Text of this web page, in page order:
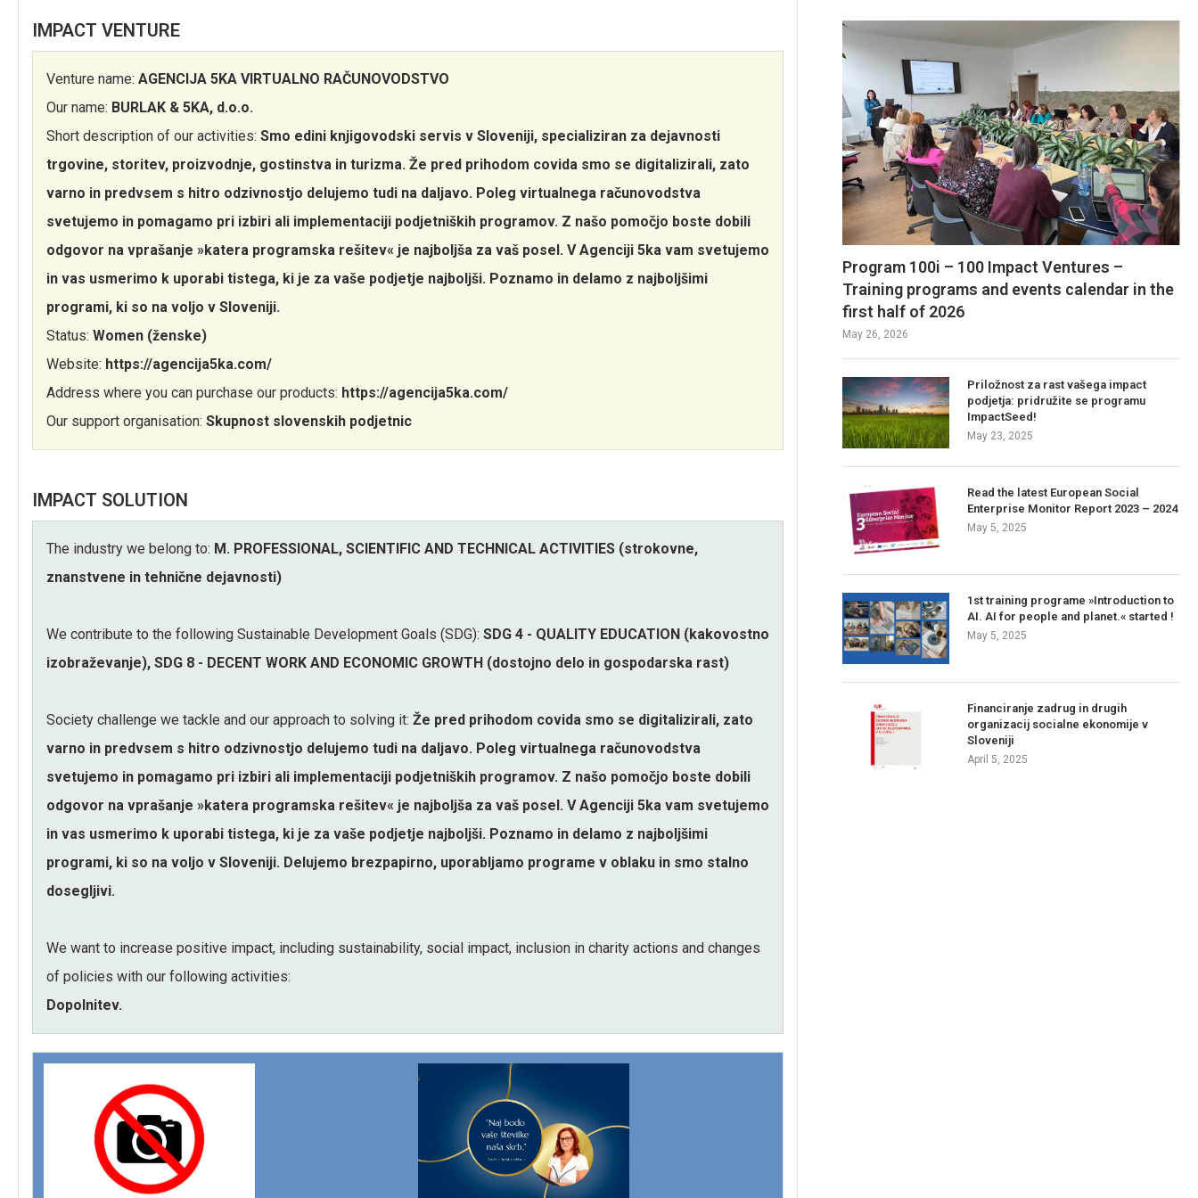
IMPACT VENTURE
Venture name: AGENCIJA 5KA VIRTUALNO RAČUNOVODSTVO
Our name: BURLAK & 5KA, d.o.o.
Short description of our activities: Smo edini knjigovodski servis v Sloveniji, specializiran za dejavnosti
trgovine, storitev, proizvodnje, gostinstva in turizma. Že pred prihodom covida smo se digitalizirali, zato
varno in predvsem s hitro odzivnostjo delujemo tudi na daljavo. Poleg virtualnega računovodstva
svetujemo in pomagamo pri izbiri ali implementaciji podjetniških programov. Z našo pomočjo boste dobili
odgovor na vprašanje »katera programska rešitev« je najboljša za vaš posel. V Agenciji 5ka vam svetujemo
in vas usmerimo k uporabi tistega, ki je za vaše podjetje najboljši. Poznamo in delamo z najboljšimi
programi, ki so na voljo v Sloveniji.
Status: Women (ženske)
Website: https://agencija5ka.com/
Address where you can purchase our products: https://agencija5ka.com/
Our support organisation: Skupnost slovenskih podjetnic
IMPACT SOLUTION
The industry we belong to: M. PROFESSIONAL, SCIENTIFIC AND TECHNICAL ACTIVITIES (strokovne,
znanstvene in tehnične dejavnosti)
We contribute to the following Sustainable Development Goals (SDG): SDG 4 - QUALITY EDUCATION (kakovostno
izobraževanje), SDG 8 - DECENT WORK AND ECONOMIC GROWTH (dostojno delo in gospodarska rast)
Society challenge we tackle and our approach to solving it: Že pred prihodom covida smo se digitalizirali, zato
varno in predvsem s hitro odzivnostjo delujemo tudi na daljavo. Poleg virtualnega računovodstva
svetujemo in pomagamo pri izbiri ali implementaciji podjetniških programov. Z našo pomočjo boste dobili
odgovor na vprašanje »katera programska rešitev« je najboljša za vaš posel. V Agenciji 5ka vam svetujemo
in vas usmerimo k uporabi tistega, ki je za vaše podjetje najboljši. Poznamo in delamo z najboljšimi
programi, ki so na voljo v Sloveniji. Delujemo brezpapirno, uporabljamo programe v oblaku in smo stalno
dosegljivi.
We want to increase positive impact, including sustainability, social impact, inclusion in charity actions and changes
of policies with our following activities:
Dopolnitev.
Program 100i – 100 Impact Ventures –
Training programs and events calendar in the
first half of 2026
May 26, 2026
Priložnost za rast vašega impact
podjetja: pridružite se programu
ImpactSeed!
May 23, 2025
Read the latest European Social
Enterprise Monitor Report 2023 – 2024
May 5, 2025
1st training programe »Introduction to
AI. AI for people and planet.« started !
May 5, 2025
Financiranje zadrug in drugih
organizacij socialne ekonomije v
Sloveniji
April 5, 2025